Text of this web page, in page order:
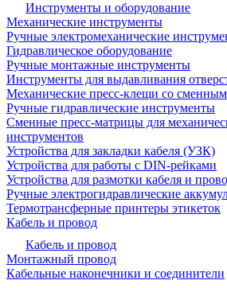
Инструменты и оборудование
Механические инструменты
Ручные электромеханические
Гидравлическое оборудование
Ручные монтажные инструменты
Инструменты для выдавливания
Механические пресс-клещи со
Ручные гидравлические инструменты
Сменные пресс-матрицы для
инструментов
Устройства для закладки кабеля (УЗК)
Устройства для работы с DIN-рейками
Устройства для размотки кабеля и
Ручные электрогидравлические
Термотрансферные принтеры этикеток
Кабель и провод
Кабель и провод
Монтажный провод
Кабельные наконечники и соединители